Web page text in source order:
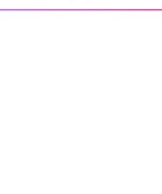
en Autres - Cours de langue